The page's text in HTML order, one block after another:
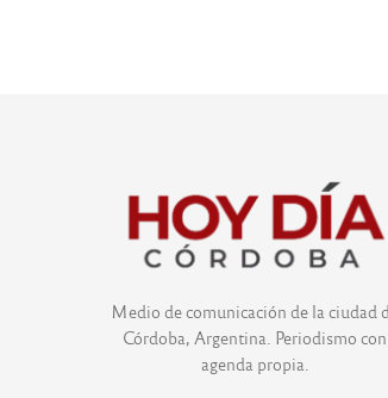
Medio de comunicación de la ciudad
Córdoba, Argentina. Periodismo con
agenda propia.